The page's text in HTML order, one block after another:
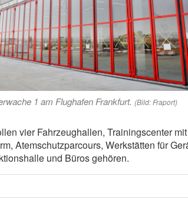
1 am Flughafen Frankfurt. (Bild: Fraport)
vier Fahrzeughallen, Trainingscenter
Atemschutzparcours, Werkstätten für
und Büros gehören.